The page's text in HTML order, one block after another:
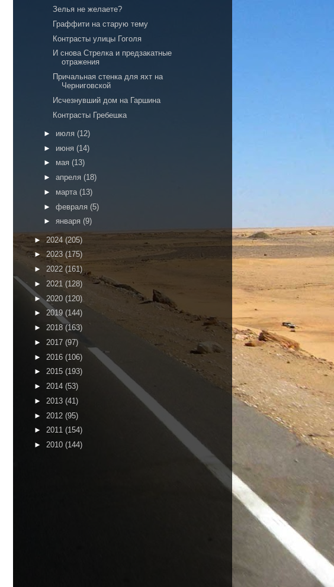
Зелья не желаете?
Граффити на старую тему
Контрасты улицы Гоголя
И снова Стрелка и предзакатные
отражения
Причальная стенка для яхт на
Черниговской
Исчезнувший дом на Гаршина
Контрасты Гребешка
► июля (12)
► июня (14)
► мая (13)
► апреля (18)
► марта (13)
► февраля (5)
► января (9)
► 2024 (205)
► 2023 (175)
► 2022 (161)
► 2021 (128)
► 2020 (120)
► 2019 (144)
► 2018 (163)
► 2017 (97)
► 2016 (106)
► 2015 (193)
► 2014 (53)
► 2013 (41)
► 2012 (95)
► 2011 (154)
► 2010 (144)